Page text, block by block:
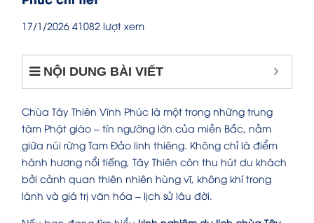
17/1/2026 41082 lượt xem
NỘI DUNG BÀI VIẾT
Chùa Tây Thiên Vĩnh Phúc là một trong những trung
tâm Phật giáo – tín ngưỡng lớn của miền Bắc, nằm
giữa núi rừng Tam Đảo linh thiêng. Không chỉ là điểm
hành hương nổi tiếng, Tây Thiên còn thu hút du khách
bởi cảnh quan thiên nhiên hùng vĩ, không khí trong
lành và giá trị văn hóa – lịch sử lâu đời.